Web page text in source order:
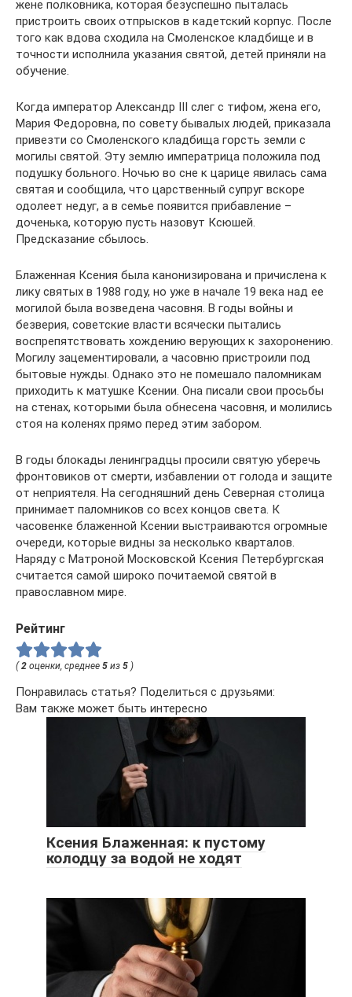
жене полковника, которая безуспешно пыталась
пристроить своих отпрысков в кадетский корпус. После
того как вдова сходила на Смоленское кладбище и в
точности исполнила указания святой, детей приняли на
обучение.
Когда император Александр III слег с тифом, жена его,
Мария Федоровна, по совету бывалых людей, приказала
привезти со Смоленского кладбища горсть земли с
могилы святой. Эту землю императрица положила под
подушку больного. Ночью во сне к царице явилась сама
святая и сообщила, что царственный супруг вскоре
одолеет недуг, а в семье появится прибавление –
доченька, которую пусть назовут Ксюшей.
Предсказание сбылось.
Блаженная Ксения была канонизирована и причислена к
лику святых в 1988 году, но уже в начале 19 века над ее
могилой была возведена часовня. В годы войны и
безверия, советские власти всячески пытались
воспрепятствовать хождению верующих к захоронению.
Могилу зацементировали, а часовню пристроили под
бытовые нужды. Однако это не помешало паломникам
приходить к матушке Ксении. Она писали свои просьбы
на стенах, которыми была обнесена часовня, и молились
стоя на коленях прямо перед этим забором.
В годы блокады ленинградцы просили святую уберечь
фронтовиков от смерти, избавлении от голода и защите
от неприятеля. На сегодняшний день Северная столица
принимает паломников со всех концов света. К
часовенке блаженной Ксении выстраиваются огромные
очереди, которые видны за несколько кварталов.
Наряду с Матроной Московской Ксения Петербургская
считается самой широко почитаемой святой в
православном мире.
Рейтинг
( 2 оценки, среднее 5 из 5 )
Понравилась статья? Поделиться с друзьями:
Вам также может быть интересно
Ксения Блаженная: к пустому
колодцу за водой не ходят